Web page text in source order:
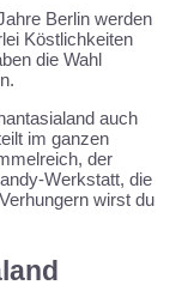
Berlin werden
Köstlichkeiten
die Wahl
auch
im ganzen
der
Werkstatt, die
wirst du